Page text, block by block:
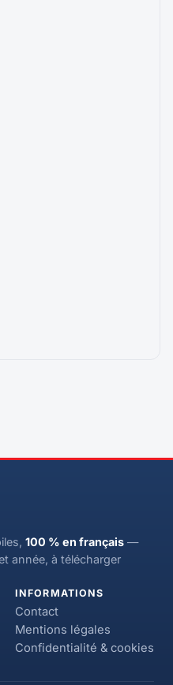
100 % en français —
année, à télécharger
INFORMATIONS
Contact
Mentions légales
Confidentialité & cookies